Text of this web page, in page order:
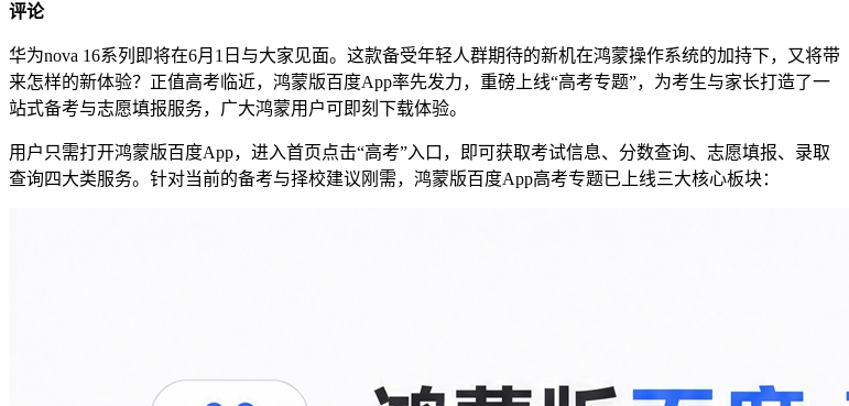
评论
华为nova 16系列即将在6月1日与大家见面。这款备受年轻人群期待的新机在鸿蒙操作系统的加持下，又将带
来怎样的新体验？正值高考临近，鸿蒙版百度App率先发力，重磅上线“高考专题”，为考生与家长打造了一
站式备考与志愿填报服务，广大鸿蒙用户可即刻下载体验。
用户只需打开鸿蒙版百度App，进入首页点击“高考”入口，即可获取考试信息、分数查询、志愿填报、录取
查询四大类服务。针对当前的备考与择校建议刚需，鸿蒙版百度App高考专题已上线三大核心板块：